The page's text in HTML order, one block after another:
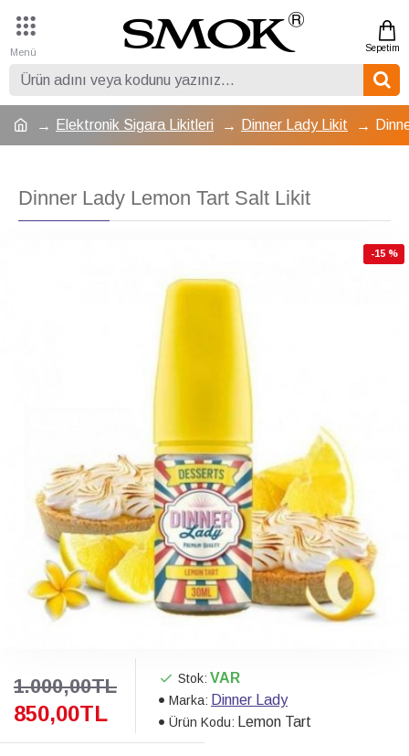
Elektronik Sigara Likitleri Dinner Lady Likit
Dinner Lady Lemon Tart Salt Likit
-15 %
850,00TL
1.000,00TL Stok: VAR
Marka: Dinner Lady
Ürün Kodu: Lemon Tart